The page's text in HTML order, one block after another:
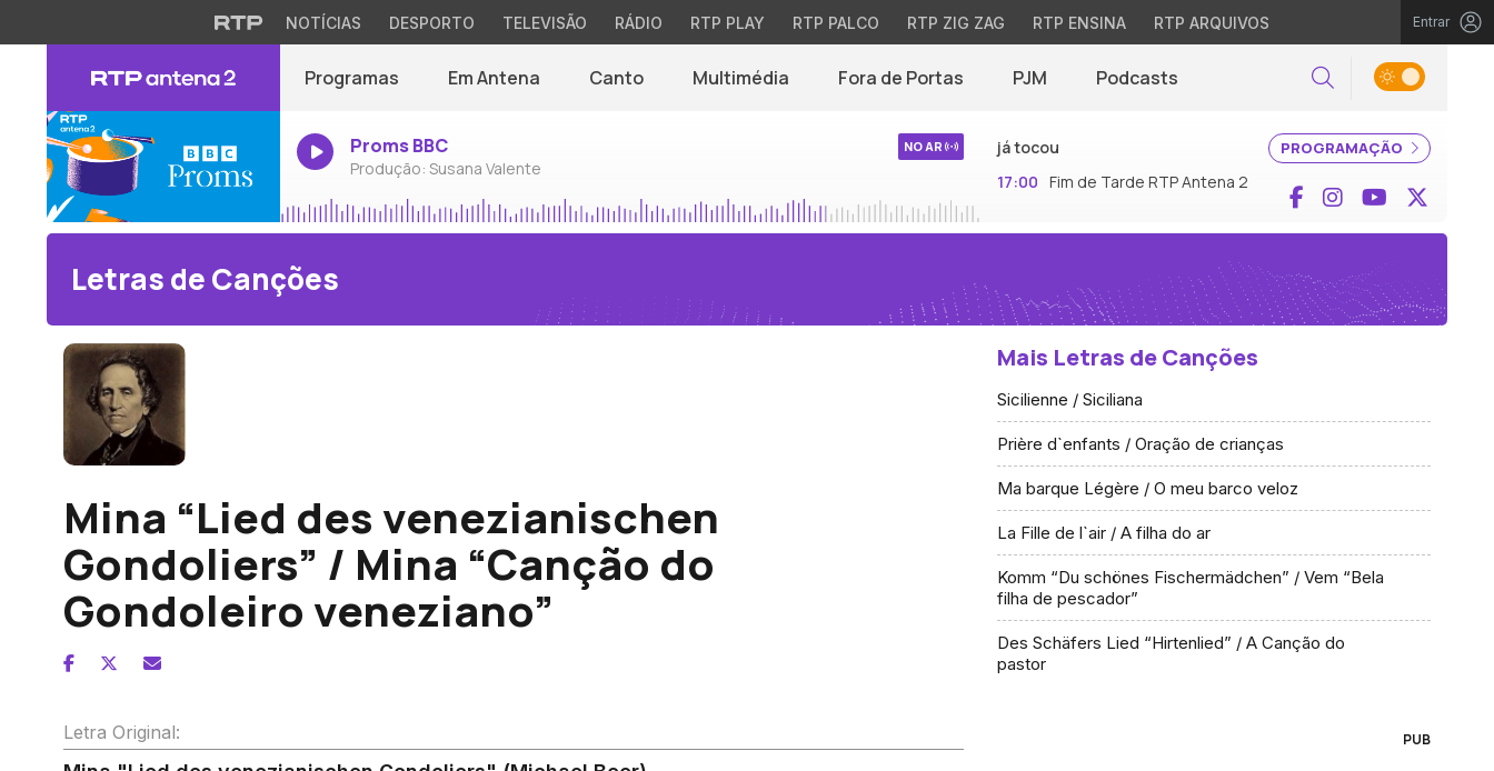
NOTÍCIAS DESPORTO TELEVISÃO RÁDIO RTP PLAY RTP PALCO RTP ZIG ZAG RTP ENSINA RTP ARQUIVOS Entrar
Programas Em Antena Canto Multimédia Fora de Portas PJM Podcasts Pesquisar
Proms BBC
Produção: Susana Valente
NO AR PROGRAMAÇÃO
já tocou
17:00 Fim de Tarde RTP Antena 2 Facebook
InstagramYouTube
Letras de Canções
Mina “Lied des venezianischen
Gondoliers” / Mina “Canção do
Gondoleiro veneziano”
Letra Original:
Mais Letras de Canções
Sicilienne / Siciliana
Prière d`enfants / Oração de crianças
Ma barque Légère / O meu barco veloz
La Fille de l`air / A filha do ar
Komm “Du schönes Fischermädchen” / Vem “Bela
filha de pescador”
Des Schäfers Lied “Hirtenlied” / A Canção do
pastor
PUB